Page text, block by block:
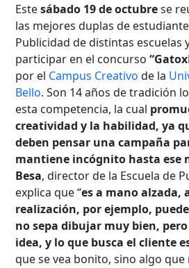
Estesábado 19 de octubrese
las mejores duplas de
Publicidad de distintas escuelas
participar en el concurso
por el Campus Creativo de la
Bello. Son 14 años de tradición
esta competencia, la cual
creatividad y la habilidad, ya
deben pensar una campaña
mantiene incógnito hasta ese
Besa, director de la Escuela de
explica que “es a mano alzada,
realización, por ejemplo,
no sepa dibujar muy bien,
idea, y lo que busca el cliente
que se vea bonito, sino algo